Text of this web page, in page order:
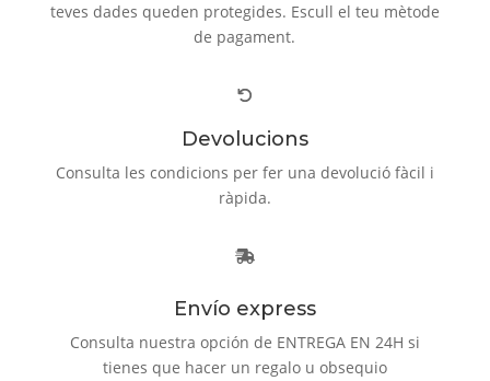
teves dades queden protegides. Escull el teu mètode
de pagament.
Devolucions
Consulta les condicions per fer una devolució fàcil i
ràpida.
Envío express
Consulta nuestra opción de ENTREGA EN 24H si
tienes que hacer un regalo u obsequio